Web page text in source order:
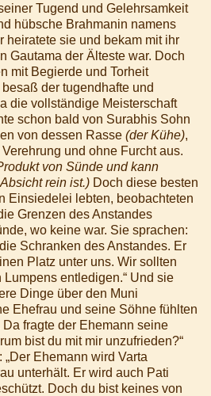
Tugend und Gelehrsamkeit
hübsche Brahmanin namens
heiratete sie und bekam mit ihr
Gautama der Älteste war. Doch
mit Begierde und Torheit
der tugendhafte und
die vollständige Meisterschaft
schon bald von Surabhis Sohn
von dessen Rasse (der Kühe),
und ohne Furcht aus.
von Sünde und kann
rein ist.) Doch diese besten
Einsiedelei lebten, beobachteten
Grenzen des Anstandes
wo keine war. Sie sprachen:
Schranken des Anstandes. Er
Platz unter uns. Wir sollten
entledigen.“ Und sie
Dinge über den Muni
Ehefrau und seine Söhne fühlten
fragte der Ehemann seine
bist du mit mir unzufrieden?“
Ehemann wird Varta
unterhält. Er wird auch Pati
Doch du bist keines von